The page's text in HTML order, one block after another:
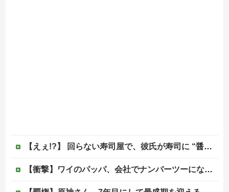
【えぇ!?】 回らない寿司屋で、彼氏が寿司に “醤油” つけてた→私「は？30にもなって、醤油つけるとか恥ずかしい！ドン引き！低レベル!! 回転寿司しか行ったことない人はこれだから…」
【衝撃】ワイのパッパ、会社でナンバーツーになった結果ｗｗｗｗｗｗｗｗｗｗ